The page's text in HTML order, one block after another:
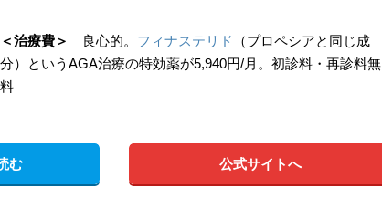
＜治療費＞ 良心的。 フィナステリド
（プロペシアと同じ成
分）というAGA治療の特効薬が5,940円/月。初診料・再診料無
料
む 公式サイトへ